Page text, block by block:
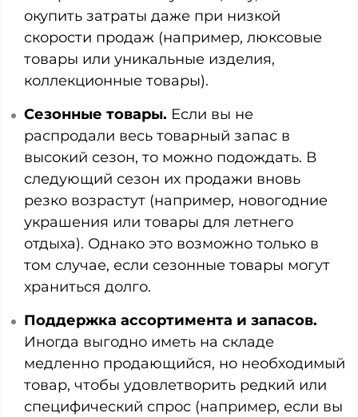
окупить затраты даже при низкой
скорости продаж (например, люксовые
товары или уникальные изделия,
коллекционные товары).
Сезонные товары. Если вы не
распродали весь товарный запас в
высокий сезон, то можно подождать. В
следующий сезон их продажи вновь
резко возрастут (например, новогодние
украшения или товары для летнего
отдыха). Однако это возможно только в
том случае, если сезонные товары могут
храниться долго.
Поддержка ассортимента и запасов.
Иногда выгодно иметь на складе
медленно продающийся, но необходимый
товар, чтобы удовлетворить редкий или
специфический спрос (например, если вы